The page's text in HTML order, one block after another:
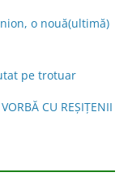
o nouă(ultimă)
pe trotuar
CU REŞIŢENII